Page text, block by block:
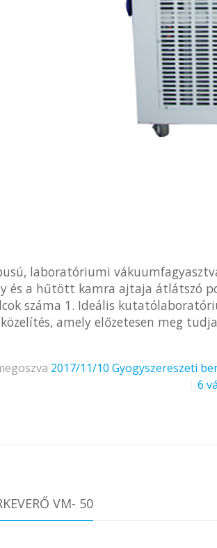
laboratóriumi
és a hűtött kamra ajtaja átlátszó
száma 1. Ideális
amely előzetesen meg
2017/11/10 Gyogyszereszeti
6
VM- 50